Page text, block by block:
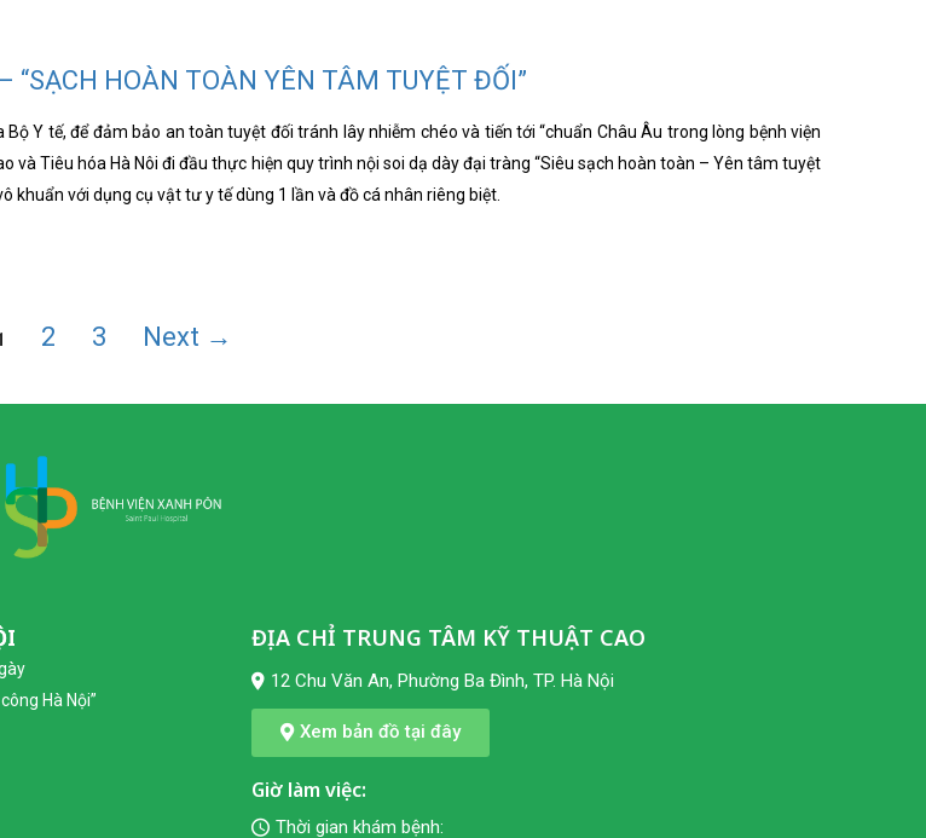
“SẠCH HOÀN TOÀN YÊN TÂM TUYỆT ĐỐI”
Y tế, để đảm bảo an toàn tuyệt đối tránh lây nhiễm chéo và tiến tới “chuẩn Châu Âu trong lòng bệnh viện
và Tiêu hóa Hà Nôi đi đầu thực hiện quy trình nội soi dạ dày đại tràng “Siêu sạch hoàn toàn – Yên tâm tuyệt
khuẩn với dụng cụ vật tư y tế dùng 1 lần và đồ cá nhân riêng biệt.
2 3 Next →
Hà Nội”
ĐỊA CHỈ TRUNG TÂM KỸ THUẬT CAO
12 Chu Văn An, Phường Ba Đình, TP. Hà Nội
Xem bản đồ tại đây
Giờ làm việc:
Thời gian khám bệnh: